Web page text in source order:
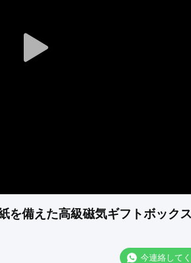
Play
を備えた高級磁気ギフトボック
今連絡して